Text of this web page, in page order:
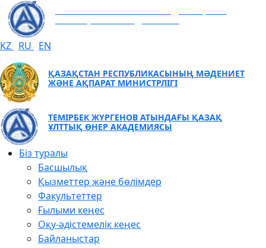
KZ RU EN
ҚАЗАҚСТАН РЕСПУБЛИКАСЫНЫҢ МӘДЕНИЕТ
ЖӘНЕ АҚПАРАТ МИНИСТРЛІГІ
ТЕМІРБЕК ЖҮРГЕНОВ АТЫНДАҒЫ ҚАЗАҚ
ҰЛТТЫҚ ӨНЕР АКАДЕМИЯСЫ
Біз туралы
Басшылық
Қызметтер және бөлімдер
Факультеттер
Ғылыми кеңес
Оқу-әдістемелік кеңес
Байланыстар